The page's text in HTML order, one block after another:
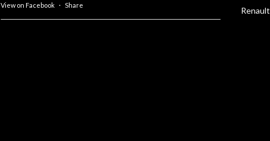
View on Facebook · Share
Renault